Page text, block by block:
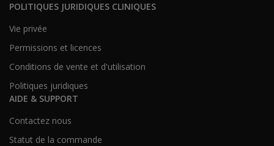
POLITIQUES JURIDIQUES CLINIQUES
Vie privée
Permissions et licences
Conditions de vente et d'utilisation
Politiques juridiques
AIDE & SUPPORT
Contactez nous
Statut de la commande